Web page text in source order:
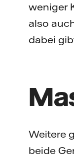
weniger
also
dabei
Weitere
beide